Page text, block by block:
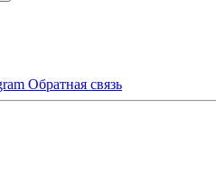
Обратная связь